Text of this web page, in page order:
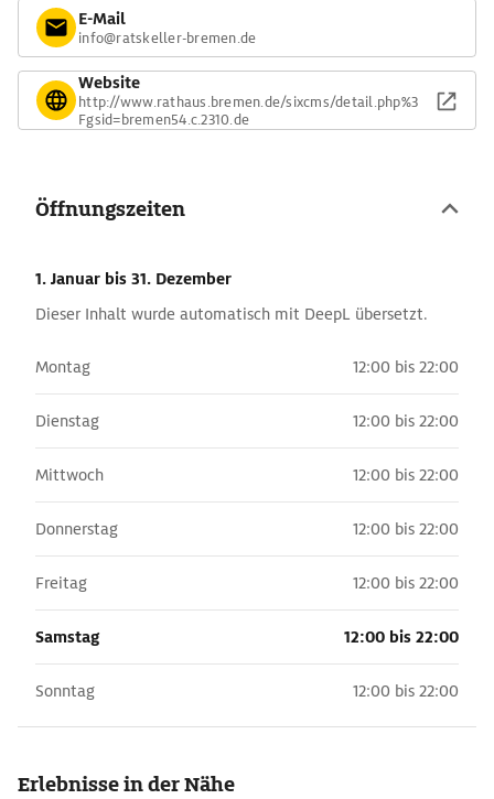
E-Mail
info@ratskeller-bremen.de
Website
http://www.rathaus.bremen.de/sixcms/detail.php%3
Fgsid=bremen54.c.2310.de
Öffnungszeiten
1. Januar bis 31. Dezember
Dieser Inhalt wurde automatisch mit DeepL übersetzt.
Montag 12:00 bis 22:00
Dienstag 12:00 bis 22:00
Mittwoch 12:00 bis 22:00
Donnerstag 12:00 bis 22:00
Freitag 12:00 bis 22:00
Samstag 12:00 bis 22:00
Sonntag 12:00 bis 22:00
Erlebnisse in der Nähe